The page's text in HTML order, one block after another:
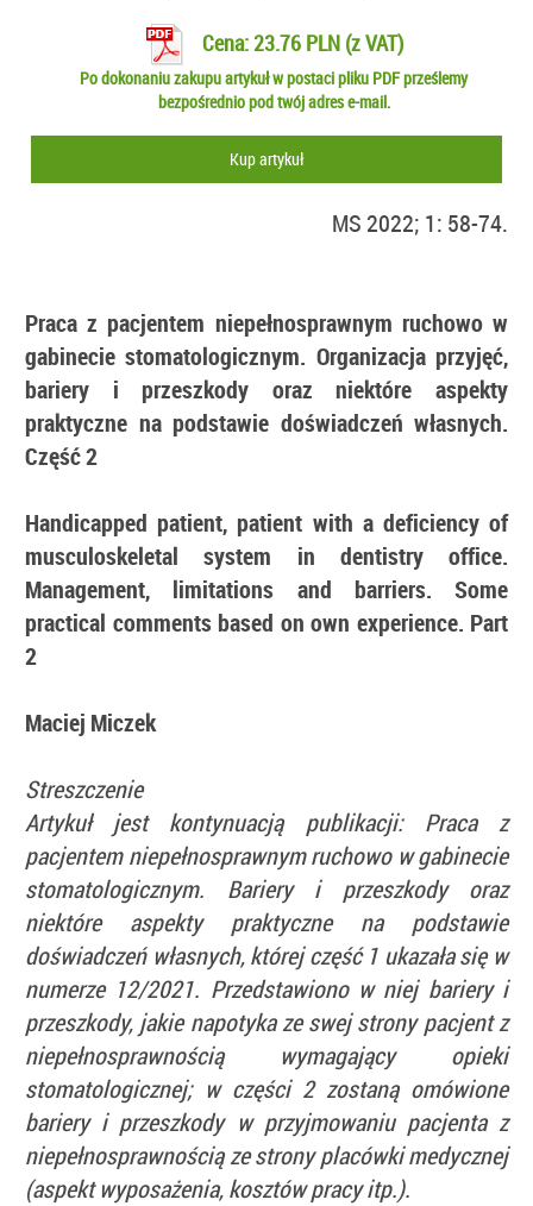
Cena: 23.76 PLN (z VAT)
Po dokonaniu zakupu artykuł w postaci pliku PDF prześlemy
bezpośrednio pod twój adres e-mail.
Kup artykuł
MS 2022; 1: 58-74.
Praca z pacjentem niepełnosprawnym ruchowo w
gabinecie stomatologicznym. Organizacja przyjęć,
bariery i przeszkody oraz niektóre aspekty
praktyczne na podstawie doświadczeń własnych.
Część 2
Handicapped patient, patient with a deficiency of
musculoskeletal system in dentistry office.
Management, limitations and barriers. Some
practical comments based on own experience. Part
2
Maciej Miczek
Streszczenie
Artykuł jest kontynuacją publikacji: Praca z
pacjentem niepełnosprawnym ruchowo w gabinecie
stomatologicznym. Bariery i przeszkody oraz
niektóre aspekty praktyczne na podstawie
doświadczeń własnych, której część 1 ukazała się w
numerze 12/2021. Przedstawiono w niej bariery i
przeszkody, jakie napotyka ze swej strony pacjent z
niepełnosprawnością wymagający opieki
stomatologicznej; w części 2 zostaną omówione
bariery i przeszkody w przyjmowaniu pacjenta z
niepełnosprawnością ze strony placówki medycznej
(aspekt wyposażenia, kosztów pracy itp.).